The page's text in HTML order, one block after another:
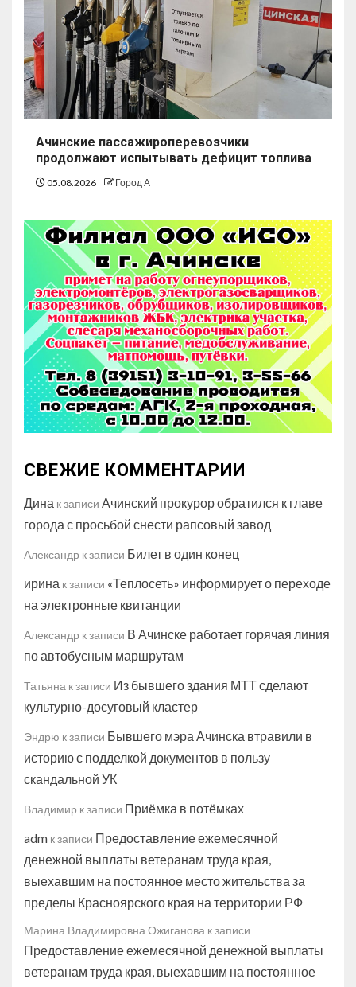
Ачинские пассажироперевозчики
продолжают испытывать дефицит топлива
05.08.2026 Город А
СВЕЖИЕ КОММЕНТАРИИ
Дина к записи Ачинский прокурор обратился к главе
города с просьбой снести рапсовый завод
Александр к записи Билет в один конец
ирина к записи «Теплосеть» информирует о переходе
на электронные квитанции
Александр к записи В Ачинске работает горячая линия
по автобусным маршрутам
Татьяна к записи Из бывшего здания МТТ сделают
культурно-досуговый кластер
Эндрю к записи Бывшего мэра Ачинска втравили в
историю с подделкой документов в пользу
скандальной УК
Владимир к записи Приёмка в потёмках
adm к записи Предоставление ежемесячной
денежной выплаты ветеранам труда края,
выехавшим на постоянное место жительства за
пределы Красноярского края на территории РФ
Марина Владимировна Ожиганова к записи
Предоставление ежемесячной денежной выплаты
ветеранам труда края, выехавшим на постоянное